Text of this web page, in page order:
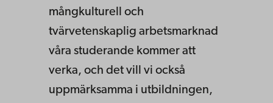
mångkulturell och
tvärvetenskaplig arbetsmarknad
våra studerande kommer att
verka, och det vill vi också
uppmärksamma i utbildningen,